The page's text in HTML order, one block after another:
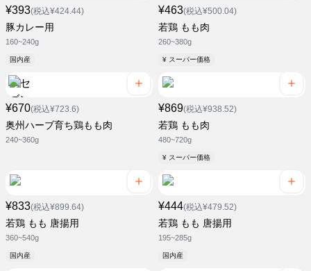
¥393(税込¥424.44)
豚カレー用
160~240g
国内産
¥463(税込¥500.04)
若鶏 もも肉
260~380g
¥ スーパー価格
¥670(税込¥723.6)
奥州ハーブ育ち鶏もも肉
240~360g
¥869(税込¥938.52)
若鶏 もも肉
480~720g
¥ スーパー価格
¥833(税込¥899.64)
若鶏 もも 唐揚用
360~540g
国内産
¥444(税込¥479.52)
若鶏 もも 唐揚用
195~285g
国内産